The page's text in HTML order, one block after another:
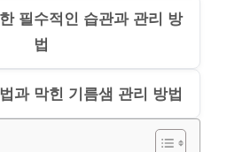
필수적인 습관과 관리 방
법
과 막힌 기름샘 관리 방법